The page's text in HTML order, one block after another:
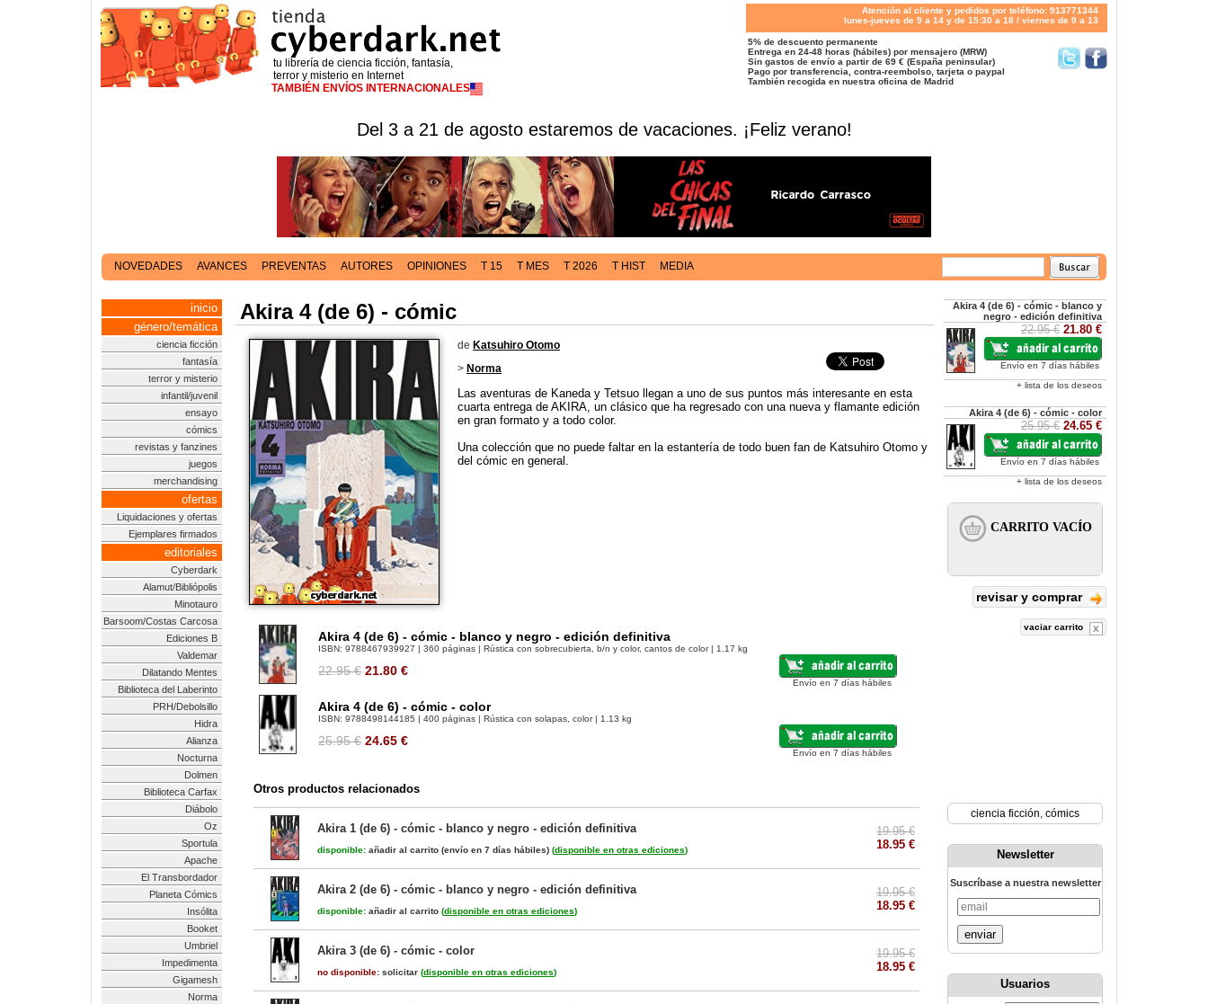
tu librería de ciencia ficción, fantasía,
terror y misterio en Internet
TAMBIÉN ENVÍOS INTERNACIONALES
Atención al cliente y pedidos por teléfono: 913771344
lunes-jueves de 9 a 14 y de 15:30 a 18 / viernes de 9 a 13
5% de descuento permanente
Entrega en 24-48 horas (hábiles) por mensajero (MRW)
Sin gastos de envío a partir de 69 € (España peninsular)
Pago por transferencia, contra-reembolso, tarjeta o paypal
También recogida en nuestra oficina de Madrid
Del 3 a 21 de agosto estaremos de vacaciones. ¡Feliz verano!
NOVEDADES AVANCES PREVENTAS AUTORES OPINIONES T 15 T MES T 2026 T HIST MEDIA
inicio
género/temática
ciencia ficción
fantasía
terror y misterio
infantil/juvenil
ensayo
cómics
revistas y fanzines
juegos
merchandising
ofertas
Liquidaciones y ofertas
Ejemplares firmados
editoriales
Cyberdark
Alamut/Bibliópolis
Minotauro
Barsoom/Costas Carcosa
Ediciones B
Valdemar
Dilatando Mentes
Biblioteca del Laberinto
PRH/Debolsillo
Hidra
Alianza
Nocturna
Dolmen
Biblioteca Carfax
Diábolo
Oz
Sportula
Apache
El Transbordador
Planeta Cómics
Insólita
Booket
Umbriel
Impedimenta
Gigamesh
Norma
Akira 4 (de 6) - cómic
de Katsuhiro Otomo
> Norma
Las aventuras de Kaneda y Tetsuo llegan a uno de sus puntos más interesante en esta
cuarta entrega de AKIRA, un clásico que ha regresado con una nueva y flamante edición
en gran formato y a todo color.
Una colección que no puede faltar en la estantería de todo buen fan de Katsuhiro Otomo y
del cómic en general.
Akira 4 (de 6) - cómic - blanco y negro - edición definitiva
ISBN: 9788467939927 | 360 páginas | Rústica con sobrecubierta, b/n y color, cantos de color | 1.17 kg
22.95 € 21.80 €
Envío en 7 días hábiles
Akira 4 (de 6) - cómic - color
ISBN: 9788498144185 | 400 páginas | Rústica con solapas, color | 1.13 kg
25.95 € 24.65 €
Envío en 7 días hábiles
Otros productos relacionados
Akira 1 (de 6) - cómic - blanco y negro - edición definitiva
disponible: añadir al carrito (envío en 7 días hábiles) (disponible en otras ediciones)
19.95 €
18.95 €
Akira 2 (de 6) - cómic - blanco y negro - edición definitiva
disponible: añadir al carrito (disponible en otras ediciones)
19.95 €
18.95 €
Akira 3 (de 6) - cómic - color
no disponible: solicitar (disponible en otras ediciones)
19.95 €
18.95 €
Akira 4 (de 6) - cómic - blanco y
negro - edición definitiva
22.95 € 21.80 €
Envío en 7 días hábiles
+ lista de los deseos
Akira 4 (de 6) - cómic - color
25.95 € 24.65 €
Envío en 7 días hábiles
+ lista de los deseos
revisar y comprar
vaciar carrito
ciencia ficción, cómics
Newsletter
Suscríbase a nuestra newsletter
enviar
Usuarios